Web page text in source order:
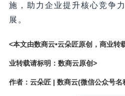
施，助力企业提升核心竞争
展。
<本文由数商云•云朵匠原创，商业转
业转载请标明：数商云原创>
作者：云朵匠 | 数商云(微信公众号名